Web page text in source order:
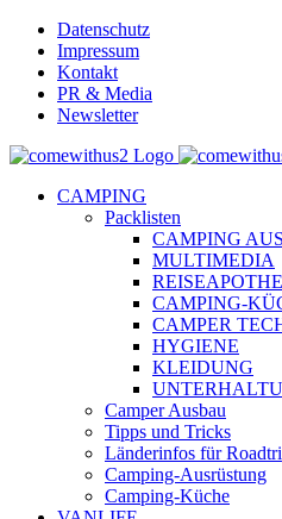
Skip
content
Datenschutz
Impressum
Kontakt
PR & Media
Newsletter
YouTube
Facebook
Twitter
Instagram
Pinterest
Email
CAMPING
Packlisten
CAMPING
MULTIMEDIA
CAMPING-
CAMPER
HYGIENE
KLEIDUNG
Camper Ausbau
Tipps und Tricks
Länderinfos für
Camping-Ausrüstung
Camping-Küche